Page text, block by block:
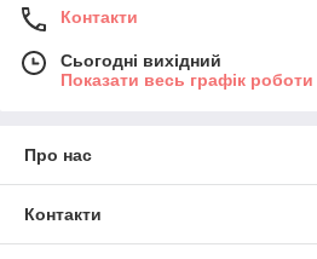
Контакти
Сьогодні вихідний
Показати весь графік роботи
Про нас
Контакти